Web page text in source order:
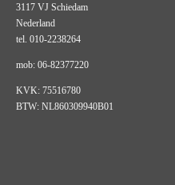
3117 VJ Schiedam
Nederland
tel. 010-2238264
mob: 06-82377220
KVK: 75516780
BTW: NL860309940B01